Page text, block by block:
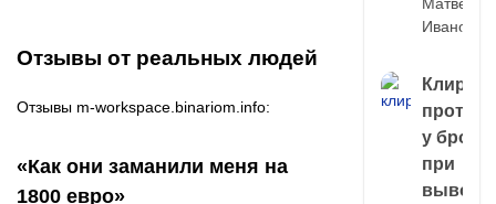
Отзывы от реальных людей
Отзывы m-workspace.binariom.info:
«Как они заманили меня на
1800 евро»
Иванов
Клиринг
у
при
выводе